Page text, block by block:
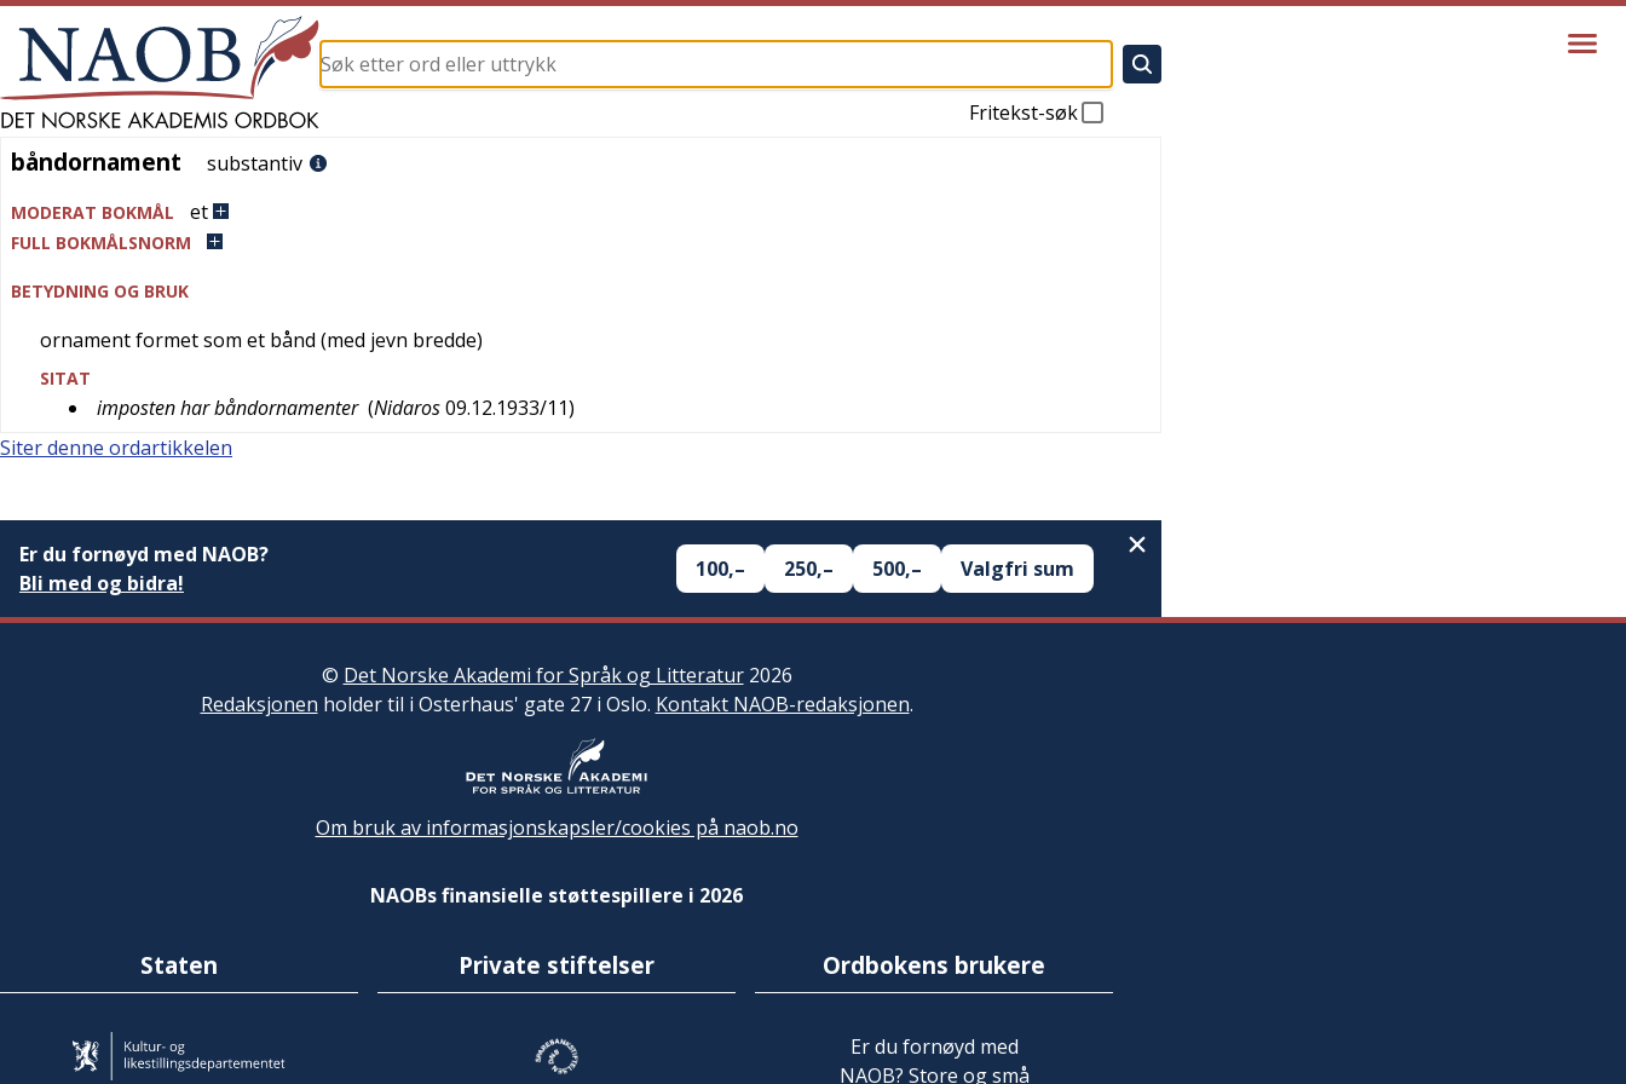
Fritekst-søk
båndornament
båndornament substantiv
MODERAT BOKMÅL et
FULL BOKMÅLSNORM
BETYDNING OG BRUK
ornament formet som et bånd (med jevn bredde)
SITAT
imposten har båndornamenter (Nidaros09.12.1933/11)
Siter denne ordartikkelen
Er du fornøyd med NAOB?
Bli med og bidra!
100,– 250,– 500,– Valgfri sum
© Det Norske Akademi for Språk og Litteratur2026
Redaksjonen holder til i Osterhaus' gate 27 i Oslo. Kontakt NAOB-redaksjonen.
Om bruk av informasjonskapsler/cookies på naob.no
NAOBs finansielle støttespillere i 2026
Staten Private stiftelser Ordbokens brukere
Er du fornøyd med
NAOB? Store og små